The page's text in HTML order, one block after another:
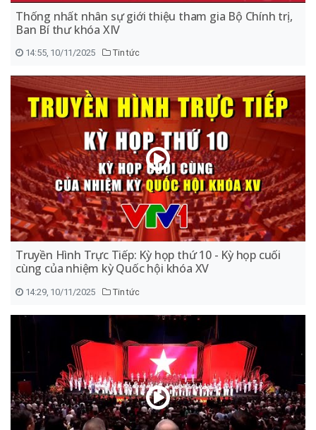
Thống nhất nhân sự giới thiệu tham gia Bộ Chính trị,
Ban Bí thư khóa XIV
14:55, 10/11/2025 Tin tức
Truyền Hình Trực Tiếp: Kỳ họp thứ 10 - Kỳ họp cuối
cùng của nhiệm kỳ Quốc hội khóa XV
14:29, 10/11/2025 Tin tức